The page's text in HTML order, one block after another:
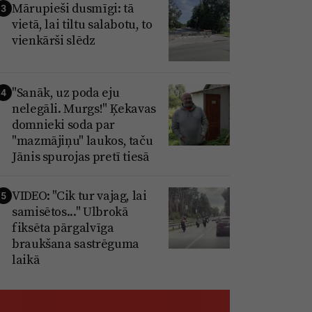
3 Mārupieši dusmīgi: tā
vietā, lai tiltu salabotu, to
vienkārši slēdz
4 "Sanāk, uz poda eju
nelegāli. Murgs!" Ķekavas
domnieki soda par
"mazmājiņu" laukos, taču
Jānis spurojas pretī tiesā
5 VIDEO: "Cik tur vajag, lai
samisētos..." Ulbrokā
fiksēta pārgalvīga
braukšana sastrēguma
laikā